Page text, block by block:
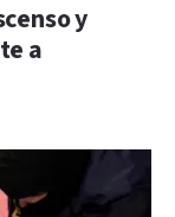
y
a